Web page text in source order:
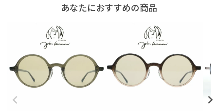
あなたにおすすめの商品